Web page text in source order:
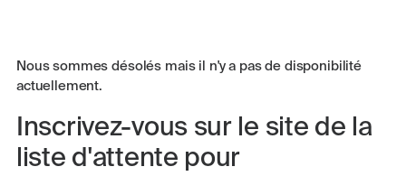
Nous sommes désolés mais il n'y a pas de disponibilité
actuellement.
Inscrivez-vous sur le site de la
liste d'attente pour